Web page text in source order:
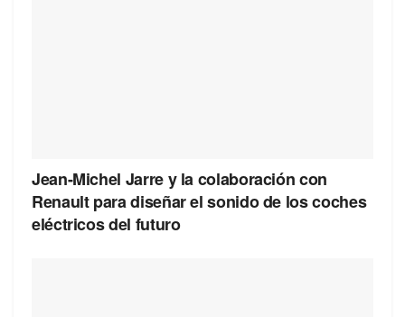
Jean-Michel Jarre y la colaboración con
Renault para diseñar el sonido de los coches
eléctricos del futuro